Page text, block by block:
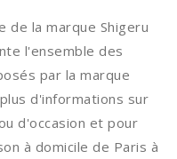
de la marque Shigeru
l'ensemble des
par la marque
d'informations sur
d'occasion et pour
à domicile de Paris à